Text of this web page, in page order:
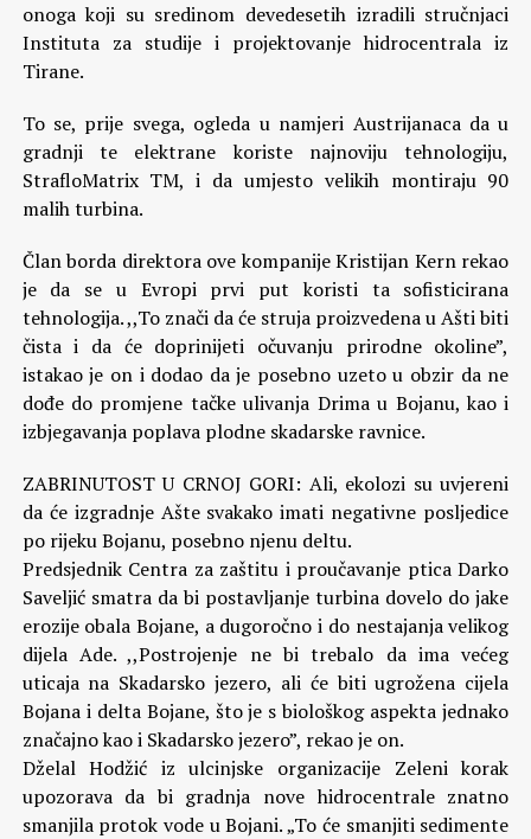
onoga koji su sredinom devedesetih izradili stručnjaci
Instituta za studije i projektovanje hidrocentrala iz
Tirane.
To se, prije svega, ogleda u namjeri Austrijanaca da u
gradnji te elektrane koriste najnoviju tehnologiju,
StrafloMatrix TM, i da umjesto velikih montiraju 90
malih turbina.
Član borda direktora ove kompanije Kristijan Kern rekao
je da se u Evropi prvi put koristi ta sofisticirana
tehnologija. ,,To znači da će struja proizvedena u Ašti biti
čista i da će doprinijeti očuvanju prirodne okoline”,
istakao je on i dodao da je posebno uzeto u obzir da ne
dođe do promjene tačke ulivanja Drima u Bojanu, kao i
izbjegavanja poplava plodne skadarske ravnice.
ZABRINUTOST U CRNOJ GORI: Ali, ekolozi su uvjereni
da će izgradnje Ašte svakako imati negativne posljedice
po rijeku Bojanu, posebno njenu deltu.
Predsjednik Centra za zaštitu i proučavanje ptica Darko
Saveljić smatra da bi postavljanje turbina dovelo do jake
erozije obala Bojane, a dugoročno i do nestajanja velikog
dijela Ade. ,,Postrojenje ne bi trebalo da ima većeg
uticaja na Skadarsko jezero, ali će biti ugrožena cijela
Bojana i delta Bojane, što je s biološkog aspekta jednako
značajno kao i Skadarsko jezero”, rekao je on.
Dželal Hodžić iz ulcinjske organizacije Zeleni korak
upozorava da bi gradnja nove hidrocentrale znatno
smanjila protok vode u Bojani. „To će smanjiti sedimente